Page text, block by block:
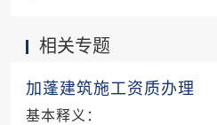
件、分步流程、预算规划及
相关专题
加蓬建筑施工资质办理
基本释义：